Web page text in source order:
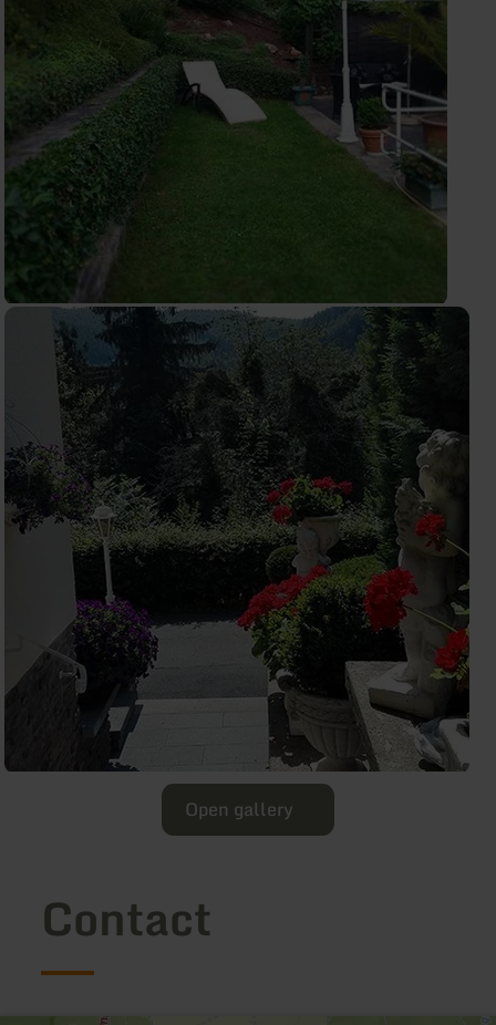
Open gallery
Contact